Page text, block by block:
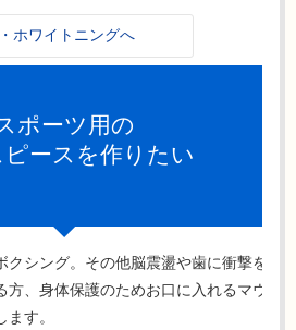
ホワイトニングへ
ポーツ用の
ースを作りたい
シング。その他脳震盪や歯に衝撃を受
、身体保護のためお口に入れるマウス
す。